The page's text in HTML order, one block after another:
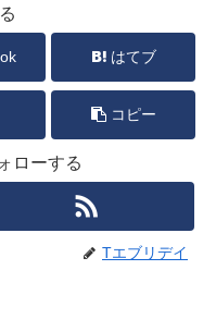
はてブ
コピー
ローする
Tエブリデイ